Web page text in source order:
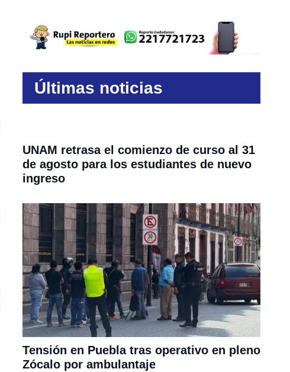
Últimas noticias
UNAM retrasa el comienzo de curso al 31
de agosto para los estudiantes de nuevo
ingreso
Tensión en Puebla tras operativo en pleno
Zócalo por ambulantaje